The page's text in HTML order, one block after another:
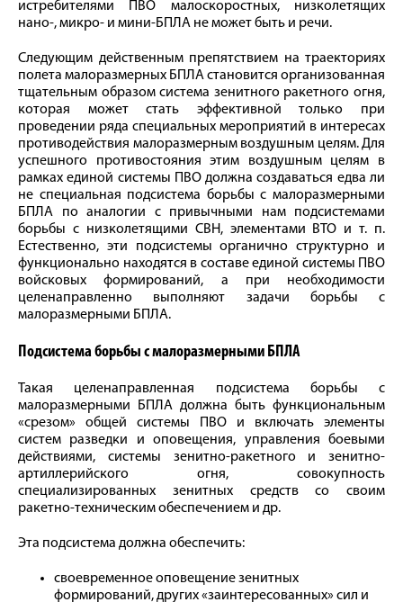
истребителями ПВО малоскоростных, низколетящих
нано-, микро- и мини-БПЛА не может быть и речи.
Следующим действенным препятствием на траекториях
полета малоразмерных БПЛА становится организованная
тщательным образом система зенитного ракетного огня,
которая может стать эффективной только при
проведении ряда специальных мероприятий в интересах
противодействия малоразмерным воздушным целям. Для
успешного противостояния этим воздушным целям в
рамках единой системы ПВО должна создаваться едва ли
не специальная подсистема борьбы с малоразмерными
БПЛА по аналогии с привычными нам подсистемами
борьбы с низколетящими СВН, элементами ВТО и т. п.
Естественно, эти подсистемы органично структурно и
функционально находятся в составе единой системы ПВО
войсковых формирований, а при необходимости
целенаправленно выполняют задачи борьбы с
малоразмерными БПЛА.
Подсистема борьбы с малоразмерными БПЛА
Такая целенаправленная подсистема борьбы с
малоразмерными БПЛА должна быть функциональным
«срезом» общей системы ПВО и включать элементы
систем разведки и оповещения, управления боевыми
действиями, системы зенитно-ракетного и зенитно-
артиллерийского огня, совокупность
специализированных зенитных средств со своим
ракетно-техническим обеспечением и др.
Эта подсистема должна обеспечить:
своевременное оповещение зенитных
формирований, других «заинтересованных» сил и